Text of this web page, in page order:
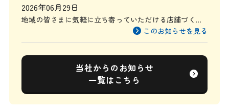
2026年06月29日
地域の皆さまに気軽に立ち寄っていただける店舗づくり
このお知らせを見る
当社からのお知らせ
一覧はこちら